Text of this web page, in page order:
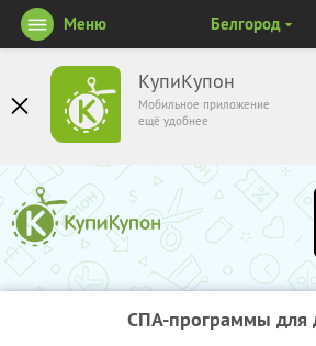
КупиКупон
Мобильное приложение
ещё удобнее
Меню Белгород
СПА-программы для